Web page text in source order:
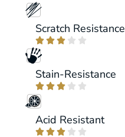
Scratch Resistance
    
Stain-Resistance
    
Acid Resistant
    